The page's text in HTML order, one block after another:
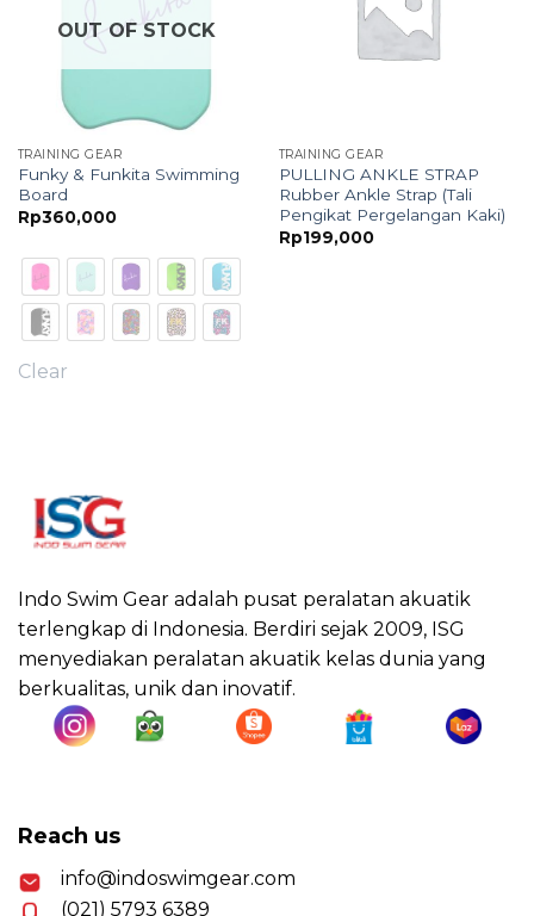
OUT OF STOCK
TRAINING GEAR
Funky & Funkita Swimming
Board
Rp360,000
Clear
TRAINING GEAR
PULLING ANKLE STRAP
Rubber Ankle Strap (Tali
Pengikat Pergelangan Kaki)
Rp199,000
Indo Swim Gear adalah pusat peralatan akuatik
terlengkap di Indonesia. Berdiri sejak 2009, ISG
menyediakan peralatan akuatik kelas dunia yang
berkualitas, unik dan inovatif.
Reach us
info@indoswimgear.com
(021) 5793 6389